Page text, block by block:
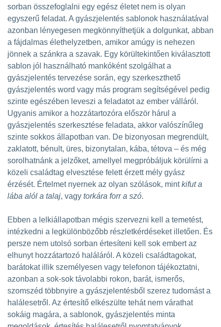
sorban összefoglalni egy egész életet nem is olyan
egyszerű feladat. A gyászjelentés sablonok használatával
azonban lényegesen megkönnyíthetjük a dolgunkat, abban
a fájdalmas élethelyzetben, amikor amúgy is nehezen
jönnek a szánkra a szavak. Egy körültekintően kiválasztott
sablon jól használható mankóként szolgálhat a
gyászjelentés tervezése során, egy szerkeszthető
gyászjelentés word vagy más program segítségével pedig
szinte egészében leveszi a feladatot az ember válláról.
Ugyanis amikor a hozzátartozóra először hárul a
gyászjelentés szerkesztése feladata, akkor valószínűleg
szinte sokkos állapotban van. De bizonyosan megrendült,
zaklatott, bénult, üres, bizonytalan, kába, tétova – és még
sorolhatnánk a jelzőket, amellyel megpróbáljuk körülírni a
közeli családtag elvesztése felett érzett mély gyász
érzését. Értelmet nyernek az olyan szólások, mintkifut a
lába alól a talaj, vagy torkára forr a szó.
Ebben a lelkiállapotban mégis szervezni kell a temetést,
intézkedni a legkülönbözőbb részletkérdéseket illetően. És
persze nem utolsó sorban értesíteni kell sok embert az
elhunyt hozzátartozó haláláról. A közeli családtagokat,
barátokat illik személyesen vagy telefonon tájékoztatni,
azonban a sok-sok távolabbi rokon, barát, ismerős,
szomszéd többnyire a gyászjelentésből szerez tudomást a
halálesetről. Az értesítő elkészülte tehát nem várathat
sokáig magára, a sablonok, gyászjelentés minta